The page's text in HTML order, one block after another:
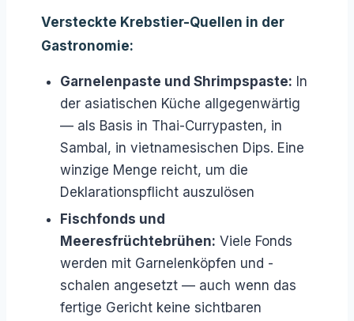
Versteckte Krebstier-Quellen in der
Gastronomie:
Garnelenpaste und Shrimpspaste: In
der asiatischen Küche allgegenwärtig
— als Basis in Thai-Currypasten, in
Sambal, in vietnamesischen Dips. Eine
winzige Menge reicht, um die
Deklarationspflicht auszulösen
Fischfonds und
Meeresfrüchtebrühen: Viele Fonds
werden mit Garnelenköpfen und -
schalen angesetzt — auch wenn das
fertige Gericht keine sichtbaren